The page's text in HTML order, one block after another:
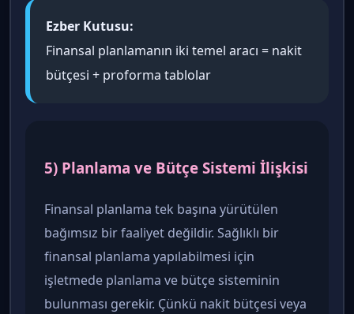
Ezber Kutusu:
Finansal planlamanın iki temel aracı = nakit
bütçesi + proforma tablolar
5) Planlama ve Bütçe Sistemi İlişkisi
Finansal planlama tek başına yürütülen
bağımsız bir faaliyet değildir. Sağlıklı bir
finansal planlama yapılabilmesi için
işletmede planlama ve bütçe sisteminin
bulunması gerekir. Çünkü nakit bütçesi veya